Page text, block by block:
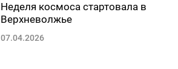
Неделя космоса стартовала в
Верхневолжье
07.04.2026